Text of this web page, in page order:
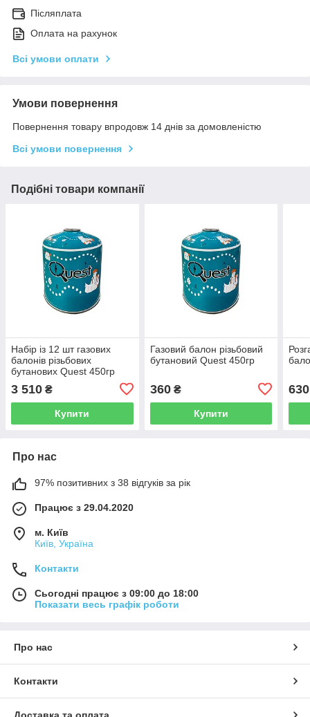
Післяплата
Оплата на рахунок
Всі умови оплати
Умови повернення
Повернення товару впродовж 14 днів за домовленістю
Всі умови повернення
Подібні товари компанії
Набір із 12 шт газових
балонів різьбових
бутанових Quest 450гр
3 510 ₴
Купити
Газовий балон різьбовий
бутановий Quest 450гр
360₴
Купити
630
Про нас
97% позитивних з 38 відгуків за рік
Працює з 29.04.2020
м. Київ
Київ, Україна
Контакти
Сьогодні працює з 09:00 до 18:00
Показати весь графік роботи
Про нас
Контакти